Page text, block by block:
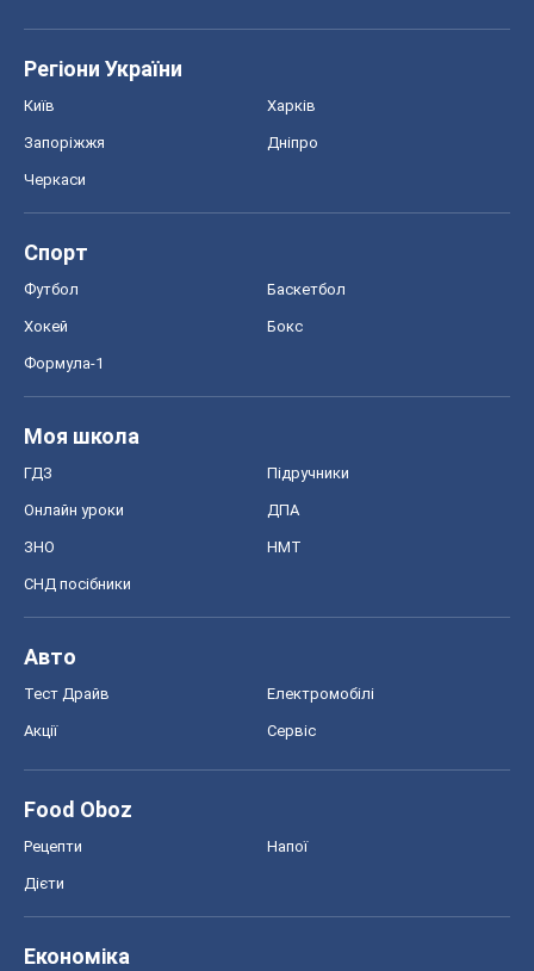
Регіони України
Київ Харків
Запоріжжя Дніпро
Черкаси
Спорт
Футбол Баскетбол
Хокей Бокс
Формула-1
Моя школа
ГДЗ Підручники
Онлайн уроки ДПА
ЗНО НМТ
СНД посібники
Авто
Тест Драйв Електромобілі
Акції Сервіс
Food Oboz
Рецепти Напої
Дієти
Економіка